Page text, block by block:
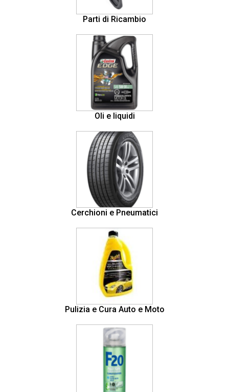
Parti di Ricambio
Oli e liquidi
Cerchioni e Pneumatici
Pulizia e Cura Auto e Moto